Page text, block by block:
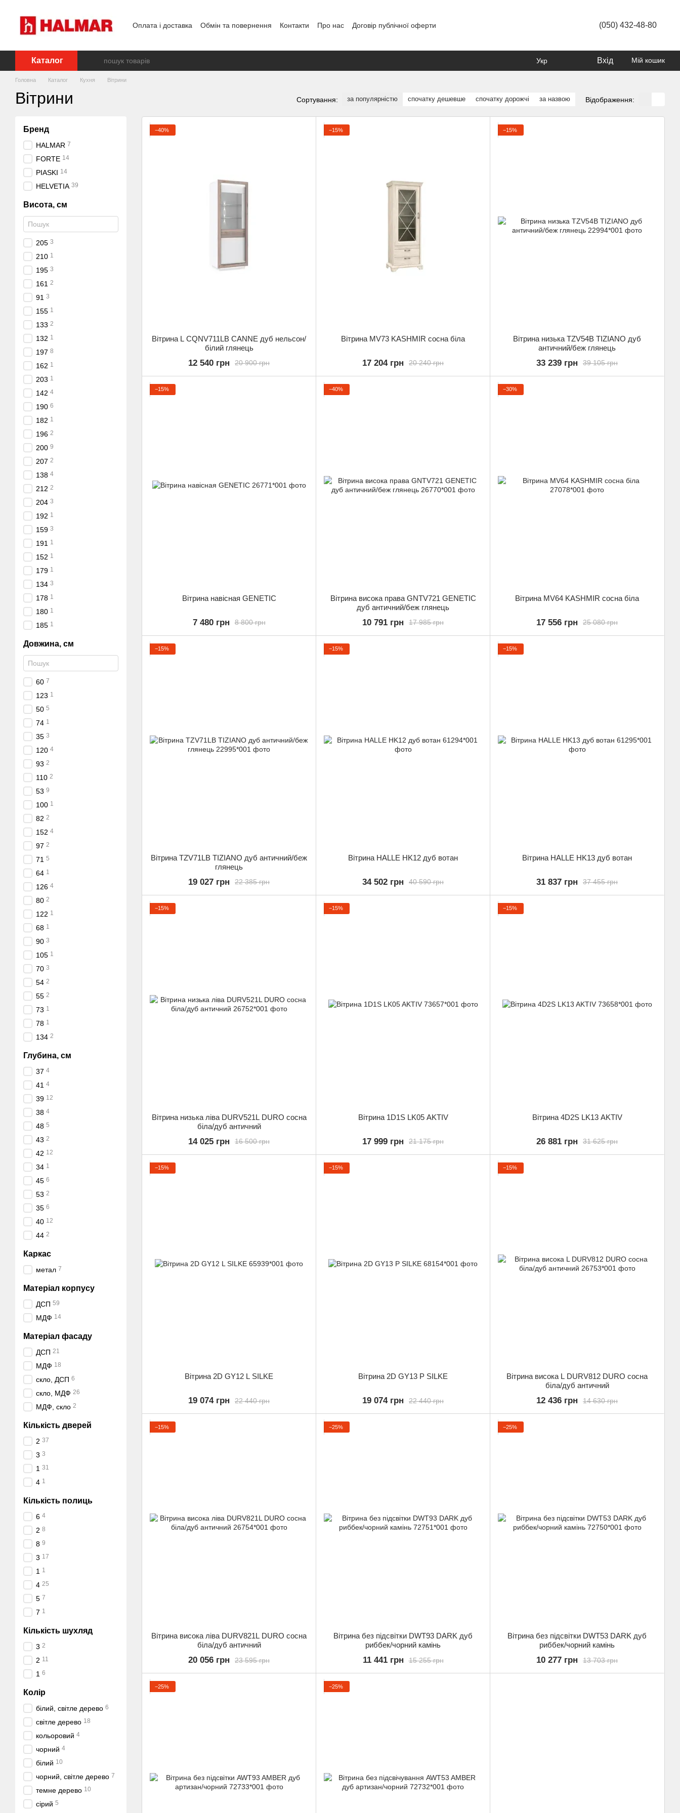
Оплата і доставка Обмін та повернення Контакти Про нас Договір публічної оферти (050) 432-48-80
Каталог Укр Вхід Мій кошик
Головна Каталог Кухня Вітрини
Вітрини Сортування: за популярністю спочатку дешевше спочатку дорожчі за назвою Відображення:
−40%
Вітрина L CQNV711LB CANNE дуб нельсон/
білий глянець
20 900 грн
12 540 грн
−15%
Вітрина MV73 KASHMIR сосна біла
20 240 грн
17 204 грн
−15%
Вітрина низька TZV54B TIZIANO дуб
античний/беж глянець
39 105 грн
33 239 грн
−15%
Вітрина навісная GENETIC
8 800 грн
7 480 грн
−40%
Вітрина висока права GNTV721 GENETIC
дуб античний/беж глянець
17 985 грн
10 791 грн
−30%
Вітрина MV64 KASHMIR сосна біла
25 080 грн
17 556 грн
−15%
Вітрина TZV71LB TIZIANO дуб античний/беж
глянець
22 385 грн
19 027 грн
−15%
Вітрина HALLE HK12 дуб вотан
40 590 грн
34 502 грн
−15%
Вітрина HALLE HK13 дуб вотан
37 455 грн
31 837 грн
−15%
Вітрина низька ліва DURV521L DURO сосна
біла/дуб античний
16 500 грн
14 025 грн
−15%
Вітрина 1D1S LK05 AKTIV
21 175 грн
17 999 грн
−15%
Вітрина 4D2S LK13 AKTIV
31 625 грн
26 881 грн
−15%
Вітрина 2D GY12 L SILKE
22 440 грн
19 074 грн
−15%
Вітрина 2D GY13 P SILKE
22 440 грн
19 074 грн
−15%
Вітрина висока L DURV812 DURO сосна
біла/дуб античний
14 630 грн
12 436 грн
−15%
Вітрина висока ліва DURV821L DURO сосна
біла/дуб античний
23 595 грн
20 056 грн
−25%
Вітрина без підсвітки DWT93 DARK дуб
риббек/чорний камінь
15 255 грн
11 441 грн
−25%
Вітрина без підсвітки DWT53 DARK дуб
риббек/чорний камінь
13 703 грн
10 277 грн
−25% −25%
Бренд
HALMAR 7
FORTE 14
PIASKI 14
HELVETIA 39
Висота, см
205 3
210 1
195 3
161 2
91 3
155 1
133 2
132 1
197 8
162 1
203 1
142 4
190 6
182 1
196 2
200 9
207 2
138 4
212 2
204 3
192 1
159 3
191 1
152 1
179 1
134 3
178 1
180 1
185 1
Довжина, см
60 7
123 1
50 5
74 1
35 3
120 4
93 2
110 2
53 9
100 1
82 2
152 4
97 2
71 5
64 1
126 4
80 2
122 1
68 1
90 3
105 1
70 3
54 2
55 2
73 1
78 1
134 2
Глубина, см
37 4
41 4
39 12
38 4
48 5
43 2
42 12
34 1
45 6
53 2
35 6
40 12
44 2
Каркас
метал 7
Матеріал корпусу
ДСП 59
МДФ 14
Матеріал фасаду
ДСП 21
МДФ 18
скло, ДСП 6
скло, МДФ 26
МДФ, скло 2
Кількість дверей
2 37
3 3
1 31
4 1
Кількість полиць
6 4
2 8
8 9
3 17
1 1
4 25
5 7
7 1
Кількість шухляд
3 2
2 11
1 6
Колір
білий, світле дерево 6
світле дерево 18
кольоровий 4
чорний 4
білий 10
чорний, світле дерево 7
темне дерево 10
сірий 5